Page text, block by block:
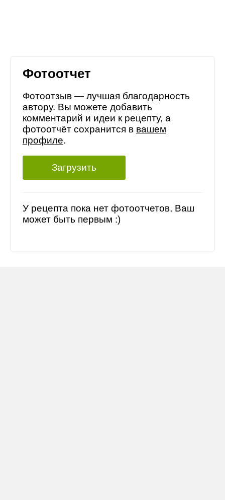
Фотоотчет
Фотоотзыв — лучшая благодарность
автору. Вы можете добавить
комментарий и идеи к рецепту, а
фотоотчёт сохранится в вашем
профиле.
Загрузить
У рецепта пока нет фотоотчетов, Ваш
может быть первым :)